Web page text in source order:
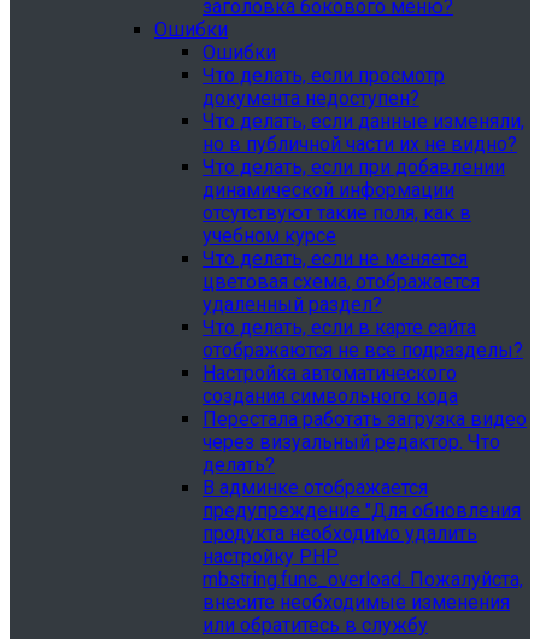
заголовка бокового меню?
Ошибки
Ошибки
Что делать, если просмотр
документа недоступен?
Что делать, если данные изменяли,
но в публичной части их не видно?
Что делать, если при добавлении
динамической информации
отсутствуют такие поля, как в
учебном курсе
Что делать, если не меняется
цветовая схема, отображается
удаленный раздел?
Что делать, если в карте сайта
отображаются не все подразделы?
Настройка автоматического
создания символьного кода
Перестала работать загрузка видео
через визуальный редактор. Что
делать?
В админке отображается
предупреждение "Для обновления
продукта необходимо удалить
настройку PHP
mbstring.func_overload. Пожалуйста,
внесите необходимые изменения
или обратитесь в службу